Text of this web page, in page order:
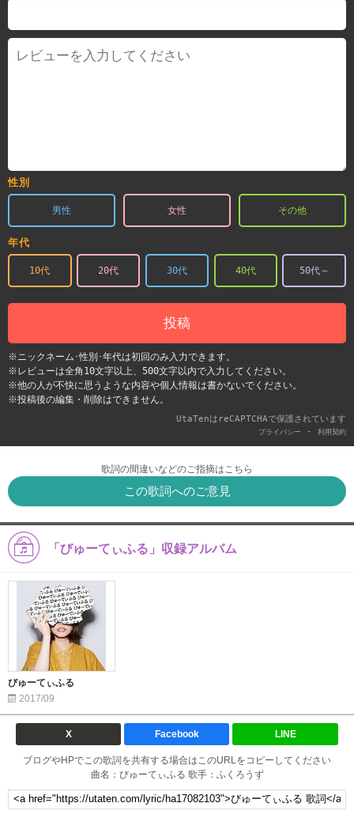
性別
男性 女性 その他
年代
10代 20代 30代 40代 50代～
投稿
※ニックネーム･性別･年代は初回のみ入力できます。
※レビューは全角10文字以上、500文字以内で入力してください。
※他の人が不快に思うような内容や個人情報は書かないでください。
※投稿後の編集・削除はできません。
UtaTenはreCAPTCHAで保護されています
プライバシー - 利用契約
歌詞の間違いなどのご指摘はこちら
この歌詞へのご意見
「びゅーてぃふる」収録アルバム
びゅーてぃふる
2017/09
X Facebook LINE
ブログやHPでこの歌詞を共有する場合はこのURLをコピーしてください
曲名：びゅーてぃふる 歌手：ふくろうず